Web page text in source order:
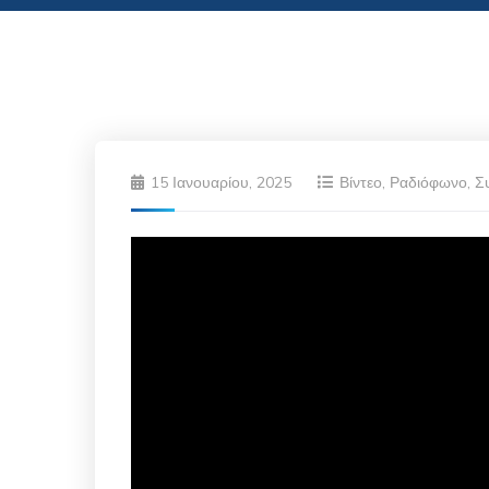
15 Ιανουαρίου, 2025 Βίντεο, Ραδιόφωνο,